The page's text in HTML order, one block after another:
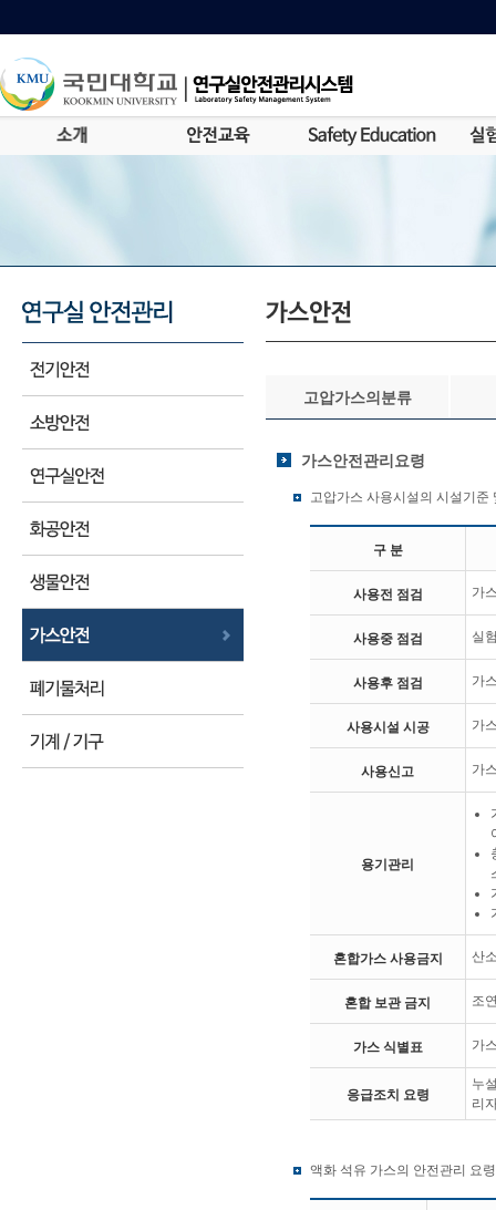
고압가스의분류
가스안전관리요령
고압가스 사용시설의 시설기준
구 분
사용전 점검 가
사용중 점검 실
사용후 점검 가
사용시설 시공 가
사용신고 가
용기관리
혼합가스 사용금지 산
혼합 보관 금지 조
가스 식별표 가
응급조치 요령
누
리
액화 석유 가스의 안전관리 요령